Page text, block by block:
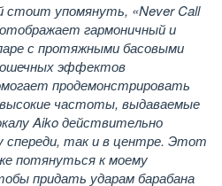
упомянуть, «Never Call
гармоничный и
с протяжными басовыми
эффектов
продемонстрировать
частоты, выдаваемые
Aiko действительно
так и в центре. Этот
потянуться к моему
придать ударам барабана